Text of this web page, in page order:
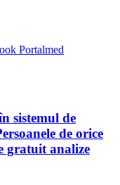
Portalmed
sistemul de
de orice
gratuit analize